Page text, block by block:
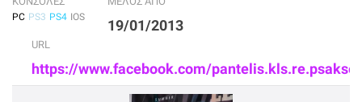
PC PS3 PS4 IOS 19/01/2013
URL
https://www.facebook.com/